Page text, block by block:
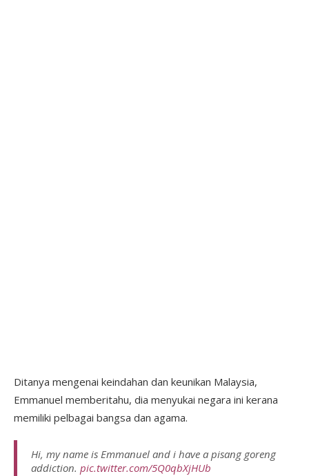
Ditanya mengenai keindahan dan keunikan Malaysia,
Emmanuel memberitahu, dia menyukai negara ini kerana
memiliki pelbagai bangsa dan agama.
Hi, my name is Emmanuel and i have a pisang goreng
addiction. pic.twitter.com/5Q0qbXjHUb